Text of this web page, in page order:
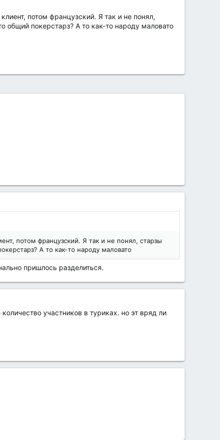
потом французский. Я так и не понял,
общий покерстарз? А то как-то народу маловато
потом французский. Я так и не понял, старзы
А то как-то народу маловато
пришлось разделиться.
участников в туриках. но эт вряд ли